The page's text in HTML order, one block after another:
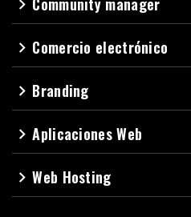
navigate_next
navigate_next Comercio electrónico
navigate_next Branding
navigate_nextAplicaciones Web
navigate_nextWeb Hosting